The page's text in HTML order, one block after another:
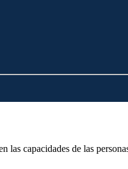
capacidades de las